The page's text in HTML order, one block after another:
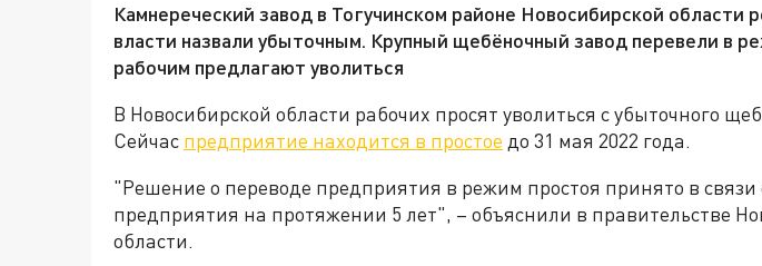
Камнереческий завод в Тогучинском районе Новосибирской области
власти назвали убыточным. Крупный щебёночный завод перевели в
рабочим предлагают уволиться
В Новосибирской области рабочих просят уволиться с убыточного
Сейчас предприятие находится в простое до 31 мая 2022 года.
"Решение о переводе предприятия в режим простоя принято в связи
предприятия на протяжении 5 лет", – объяснили в правительстве
области.